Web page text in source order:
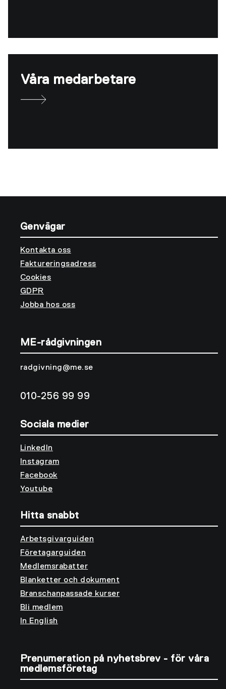
Våra medarbetare
Genvägar
Kontakta oss
Faktureringsadress
Cookies
GDPR
Jobba hos oss
ME-rådgivningen
radgivning@me.se
010-256 99 99
Sociala medier
LinkedIn
Instagram
Facebook
Youtube
Hitta snabbt
Arbetsgivarguiden
Företagarguiden
Medlemsrabatter
Blanketter och dokument
Branschanpassade kurser
Bli medlem
In English
Prenumeration på nyhetsbrev - för våra
medlemsföretag